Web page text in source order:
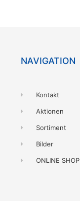
NAVIGATION
Kontakt
Aktionen
Sortiment
Bilder
ONLINE SHOP